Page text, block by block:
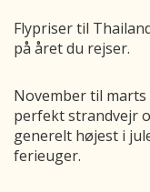
Flypriser til
på året du rejser.
November til
perfekt strandvejr
generelt højest i
ferieuger.